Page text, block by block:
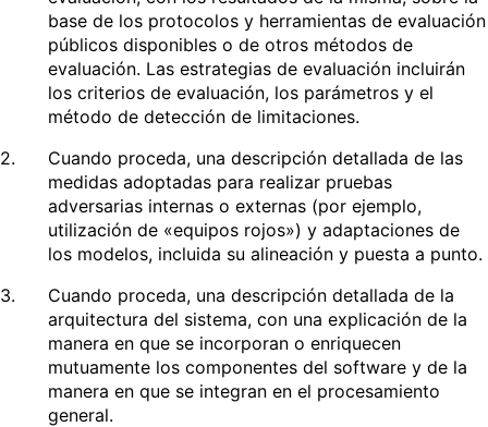
base de los protocolos y herramientas de evaluación
públicos disponibles o de otros métodos de
evaluación. Las estrategias de evaluación incluirán
los criterios de evaluación, los parámetros y el
método de detección de limitaciones.
2.
Cuando proceda, una descripción detallada de las
medidas adoptadas para realizar pruebas
adversarias internas o externas (por ejemplo,
utilización de «equipos rojos») y adaptaciones de
los modelos, incluida su alineación y puesta a punto.
3.
Cuando proceda, una descripción detallada de la
arquitectura del sistema, con una explicación de la
manera en que se incorporan o enriquecen
mutuamente los componentes del software y de la
manera en que se integran en el procesamiento
general.